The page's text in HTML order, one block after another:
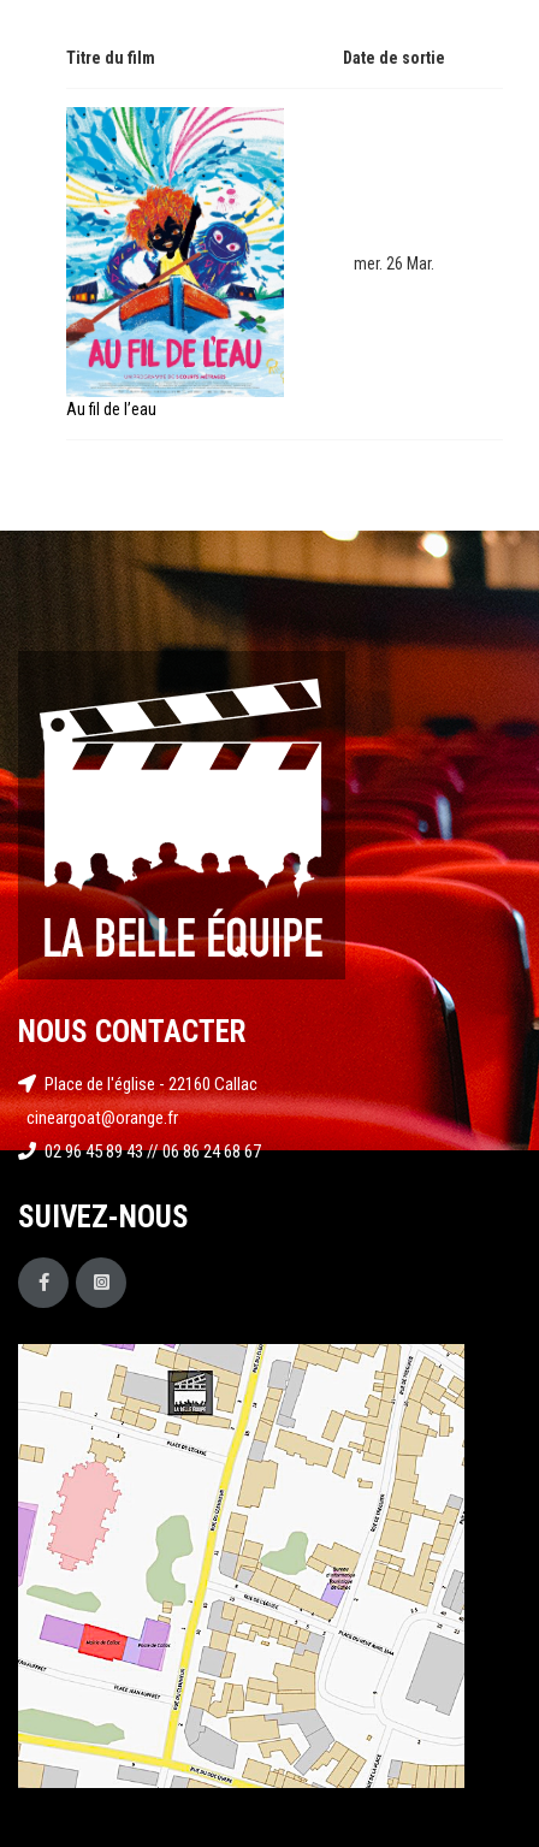
Titre du film Date de sortie
Au fil de l’eau
mer. 26 Mar.
NOUS CONTACTER
Place de l'église - 22160 Callac
cineargoat@orange.fr
02 96 45 89 43 // 06 86 24 68 67
SUIVEZ-NOUS